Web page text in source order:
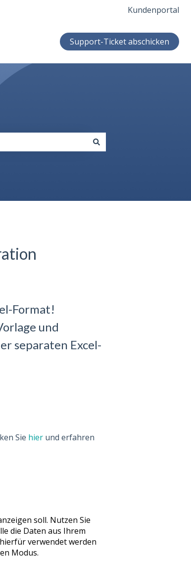
Kundenportal
Support-Ticket abschicken
Format!
und
separaten Excel-
Sie hierund erfahren
soll. Nutzen Sie
die Daten aus Ihrem
verwendet werden
Modus.